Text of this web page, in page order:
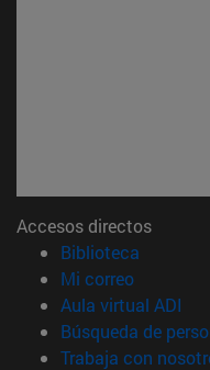
Accesos directos
Biblioteca
Mi correo(abre en
Aula virtual ADI
Búsqueda de
Trabaja con